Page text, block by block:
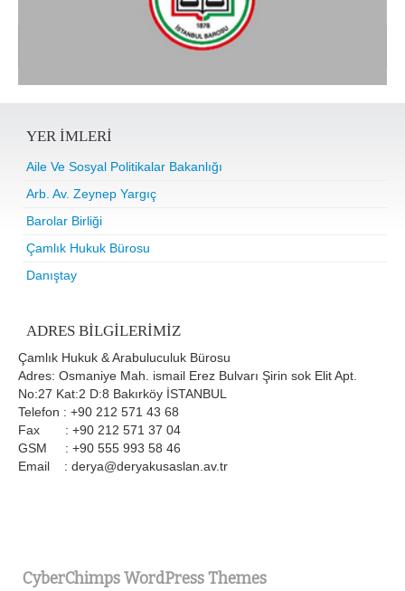
YER IMLERI
Aile Ve Sosyal Politikalar Bakanlığı
Arb. Av. Zeynep Yargıç
Barolar Birliği
Çamlık Hukuk Bürosu
Danıştay
ADRES BILGILERIMIZ
Çamlık Hukuk & Arabuluculuk Bürosu
Adres: Osmaniye Mah. ismail Erez Bulvarı Şirin sok Elit Apt.
No:27 Kat:2 D:8 Bakırköy İSTANBUL
Telefon : +90 212 571 43 68
Fax : +90 212 571 37 04
GSM : +90 555 993 58 46
Email : derya@deryakusaslan.av.tr
CyberChimps WordPress Themes